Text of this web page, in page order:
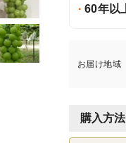
60年以
お届け地域
購入方法